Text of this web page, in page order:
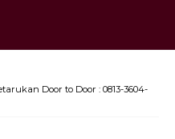
Door to Door : 0813-3604-